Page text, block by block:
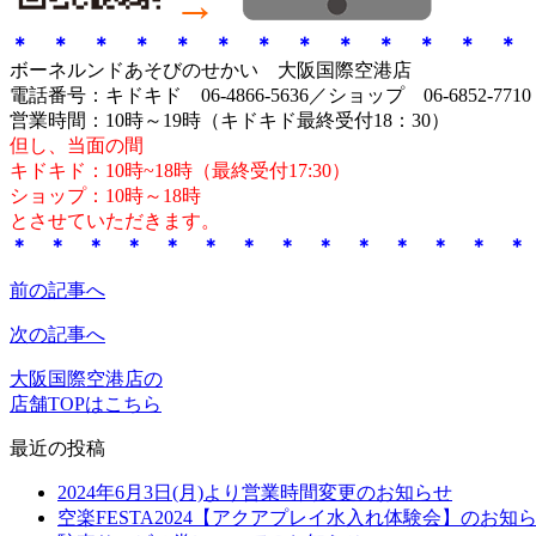
＊ ＊ ＊ ＊ ＊ ＊ ＊ ＊ ＊ ＊ ＊ ＊ ＊
ボーネルンドあそびのせかい 大阪国際空港店
電話番号：キドキド 06-4866-5636／ショップ 06-6852-7710
営業時間：10時～19時（キドキド最終受付18：30）
但し、当面の間
キドキド：10時~18時（最終受付17:30）
ショップ：10時～18時
とさせていただきます。
＊ ＊ ＊ ＊ ＊ ＊ ＊ ＊ ＊ ＊ ＊ ＊ ＊ ＊
前の記事へ
次の記事へ
大阪国際空港店の
店舗TOPはこちら
最近の投稿
2024年6月3日(月)より営業時間変更のお知らせ
空楽FESTA2024【アクアプレイ水入れ体験会】のお知